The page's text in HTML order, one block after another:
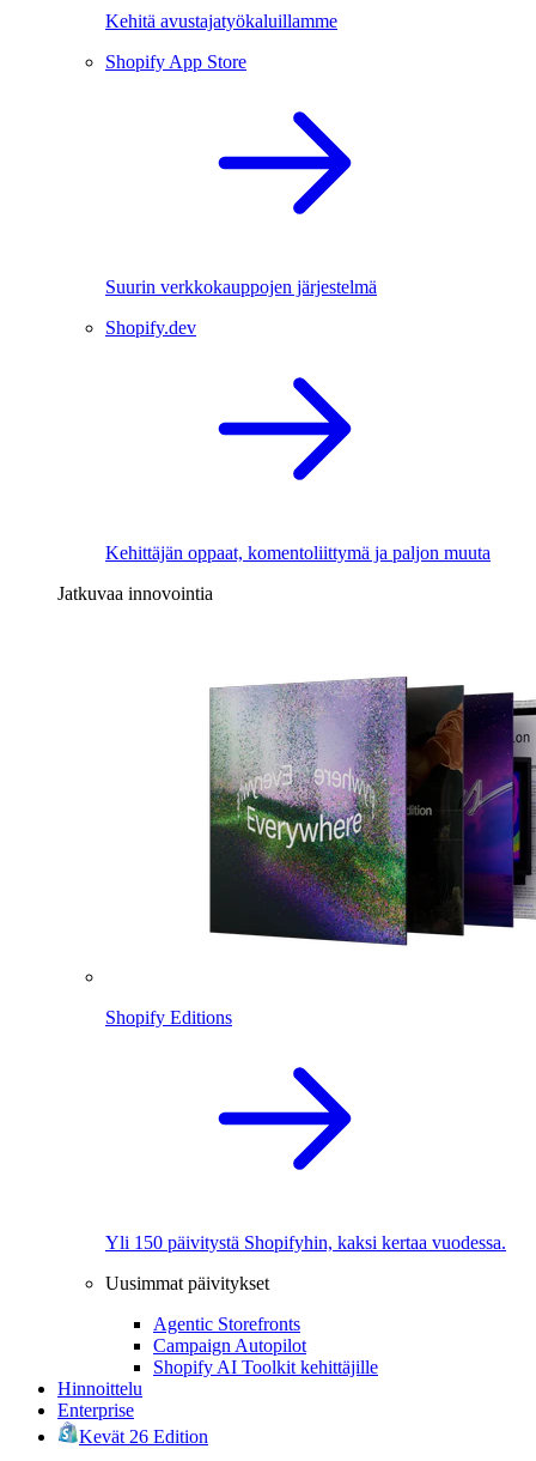
Kehitä avustajatyökaluillamme
Shopify App Store
Suurin verkkokauppojen järjestelmä
Shopify.dev
Kehittäjän oppaat, komentoliittymä ja paljon muuta
Jatkuvaa innovointia
Shopify Editions
Yli 150 päivitystä Shopifyhin, kaksi kertaa vuodessa.
Uusimmat päivitykset
Agentic Storefronts
Campaign Autopilot
Shopify AI Toolkit kehittäjille
Hinnoittelu
Enterprise
Kevät 26 Edition